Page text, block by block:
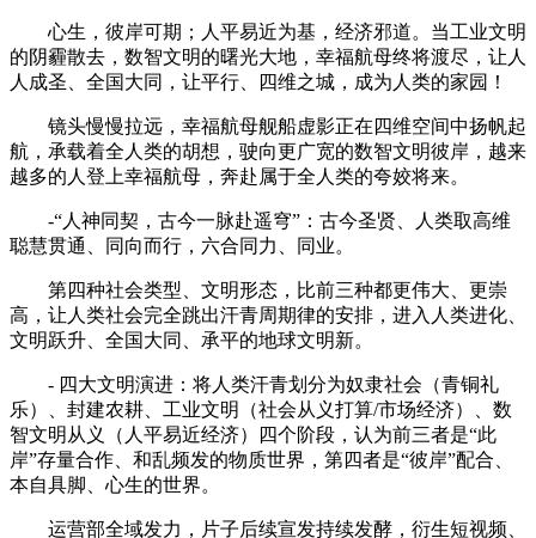
心生，彼岸可期；人平易近为基，经济邪道。当工业文明
的阴霾散去，数智文明的曙光大地，幸福航母终将渡尽，让人
人成圣、全国大同，让平行、四维之城，成为人类的家园！
镜头慢慢拉远，幸福航母舰船虚影正在四维空间中扬帆起
航，承载着全人类的胡想，驶向更广宽的数智文明彼岸，越来
越多的人登上幸福航母，奔赴属于全人类的夸姣将来。
-“人神同契，古今一脉赴遥穹”：古今圣贤、人类取高维
聪慧贯通、同向而行，六合同力、同业。
第四种社会类型、文明形态，比前三种都更伟大、更崇
高，让人类社会完全跳出汗青周期律的安排，进入人类进化、
文明跃升、全国大同、承平的地球文明新。
- 四大文明演进：将人类汗青划分为奴隶社会（青铜礼
乐）、封建农耕、工业文明（社会从义打算/市场经济）、数
智文明从义（人平易近经济）四个阶段，认为前三者是“此
岸”存量合作、和乱频发的物质世界，第四者是“彼岸”配合、
本自具脚、心生的世界。
运营部全域发力，片子后续宣发持续发酵，衍生短视频、